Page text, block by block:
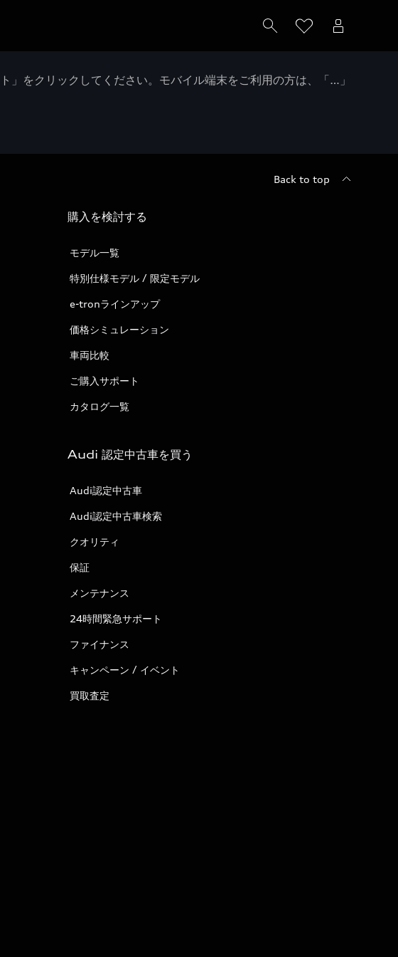
をクリックしてください。モバイル端末をご利用の方は、「…」
Back to top
購入を検討する
モデル一覧
特別仕様モデル / 限定モデル
e-tronラインアップ
価格シミュレーション
車両比較
ご購入サポート
カタログ一覧
Audi 認定中古車を買う
Audi認定中古車
Audi認定中古車検索
クオリティ
保証
メンテナンス
24時間緊急サポート
ファイナンス
キャンペーン / イベント
買取査定